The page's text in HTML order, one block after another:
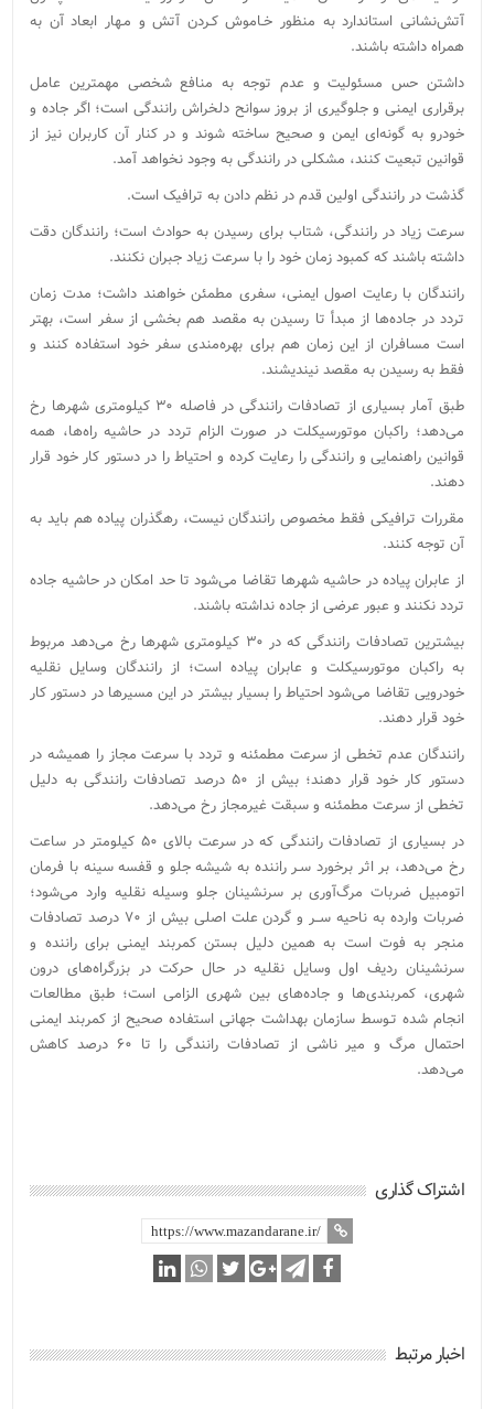
آتش‌نشانی استاندارد به منظور خـاموش کـردن آتش و مـهار ابعاد آن به
همراه داشته باشند.
داشتن حس مسئولیت و عدم توجه به منافع شخصی مهمترین عامل
برقراری ایمنی و جلوگیری از بروز سوانح دلخراش رانندگی است؛ اگر جاده و
خودرو به گونه‌ای ایمن و صحیح ساخته شوند و در کنار آن کاربران نیز از
قوانین تبعیت کنند، مشکلی در رانندگی به وجود نخواهد آمد.
‌گذشت در رانندگی اولین قدم در نظم دادن به ترافیک است.
سرعت زیاد در رانندگی‌، شتاب برای رسیدن به حوادث است؛ رانندگان دقت
داشته باشند که‌ کمبود زمان خود را با سرعت زیاد‌ جبران نکنند.
‌رانندگان با رعایت اصول ایمنی، سفری‌ مطمئن خواهند داشت؛ مدت زمان
تردد در جاده‌ها از مبدأ تا رسیدن به مقصد هم بخشی از سفر است، بهتر
است مسافران از این زمان هم برای بهره‌مندی سفر خود استفاده کنند و
فقط به رسیدن به مقصد نیندیشند.
طبق آمار بسیاری از تصادفات رانندگی ‌در فاصله ۳۰ کیلومتری شهرها رخ
می‌دهد؛ راکبان موتورسیکلت‌ در صورت الزام تردد در حاشیه راه‌‌ها، همه
قوانین راهنمایی و رانندگی را رعایت کرده و احتیاط را در دستور کار خود قرار
دهند‌.
مقررات ترافیکی فقط مخصوص رانندگان نیست، رهگذران پیاده هم باید به
آن توجه کنند.
از عابران پیاده‌ در حاشیه شهرها تقاضا می‌شود تا حد امکان در حاشیه جاده
تردد نکنند و عبور عرضی از جاده نداشته باشند‌.
بیشترین تصادفات رانندگی که در ۳۰ کیلومتری شهرها رخ می‌دهد مربوط
به راکبان موتورسیکلت و عابران پیاده است؛ از رانندگان وسایل نقلیه
خودرویی تقاضا می‌شود احتیاط را بسیار بیشتر در این مسیر‌ها در دستور کار
خود قرار دهند.
رانندگان عدم تخطی از سرعت مطمئنه و تردد با سرعت مجاز را همیشه در
دستور کار خود قرار دهند؛ بیش از ۵۰ درصد تصادفات رانندگی به دلیل
تخطی از سرعت مطمئنه و سبقت غیرمجاز رخ می‌دهد.
‌در بسیاری از تصادفات رانندگی که در سرعت بالای ۵۰ کیلومتر در ساعت
رخ می‌دهد، بر اثر برخورد سـر راننده به شیشه جلو و قفسه سینه با فرمان
اتومبیل ضربات مرگ‌آوری بر سرنشینان جلو وسیله نقلیه وارد می‌‌شود؛
ضربات وارده به ناحیه ســر و گردن علت اصلی بیش از ۷۰ درصد تصادفات
منجر به فوت است به همین دلیل بستن کمربند ایمنی برای راننده و
سرنشینان ردیف اول وسایل نقلیه در حال حرکت در بزرگراه‌های درون
شهری، کمربندی‌ها و جاده‌های بین شهری الزامی است؛ طبق مطالعات
انجام شده تـوسط سازمان بهداشت جهانی استفاده صحیح از کمربند ایمنی
احتمال مرگ و میر ناشی از تصادفات رانندگی را تا ۶۰ درصد کاهش
می‌دهد.
اشتراک گذاری
اخبار مرتبط